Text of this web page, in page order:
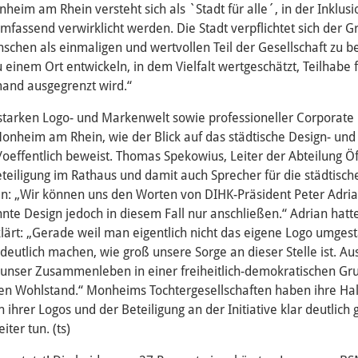
am Rhein versteht sich als `Stadt für alle´, in der
verwirklicht werden. Die Stadt verpflichtet sich der
als einmaligen und wertvollen Teil der Gesellschaft zu
einem Ort entwickeln, in dem Vielfalt wertgeschätzt, Teilhabe
ausgegrenzt wird.“
Logo- und Markenwelt sowie professioneller
am Rhein, wie der Blick auf das städtische Design-
beweist. Thomas Spekowius, Leiter der Abteilung
im Rathaus und damit auch Sprecher für die
„Wir können uns den Worten von DIHK-Präsident Peter
Design jedoch in diesem Fall nur anschließen.“ Adrian
„Gerade weil man eigentlich nicht das eigene Logo
machen, wie groß unsere Sorge an dieser Stelle ist.
Zusammenleben in einer freiheitlich-demokratischen
Wohlstand.“ Monheims Tochtergesellschaften haben ihre
ihrer Logos und der Beteiligung an der Initiative klar deutlich
tun. (ts)